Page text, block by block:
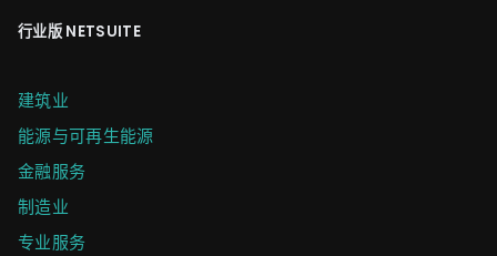
行业版 NETSUITE
建筑业
能源与可再生能源
金融服务
制造业
专业服务